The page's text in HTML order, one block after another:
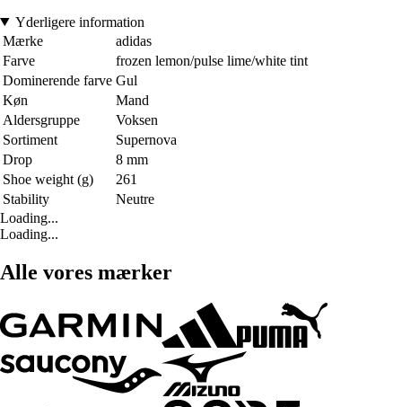
Yderligere information
Mærke
adidas
Farve
frozen lemon/pulse lime/white tint
Dominerende farve Gul
Køn
Mand
Aldersgruppe
Voksen
Sortiment
Supernova
Drop
8 mm
Shoe weight (g)
261
Stability
Neutre
Loading...
Loading...
Alle vores mærker